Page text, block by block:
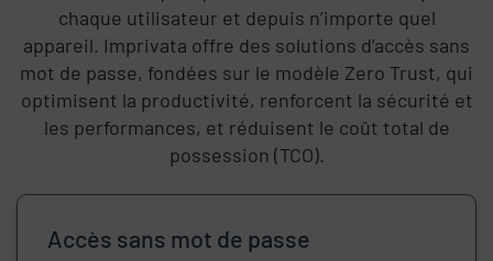
chaque utilisateur et depuis n’importe quel
appareil. Imprivata offre des solutions d’accès sans
mot de passe, fondées sur le modèle Zero Trust, qui
optimisent la productivité, renforcent la sécurité et
les performances, et réduisent le coût total de
possession (TCO).
Accès sans mot de passe